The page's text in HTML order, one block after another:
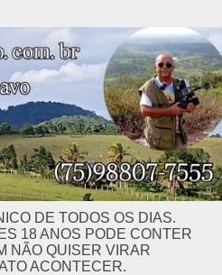
DE TODOS OS DIAS.
18 ANOS PODE CONTER
NÃO QUISER VIRAR
ACONTECER.